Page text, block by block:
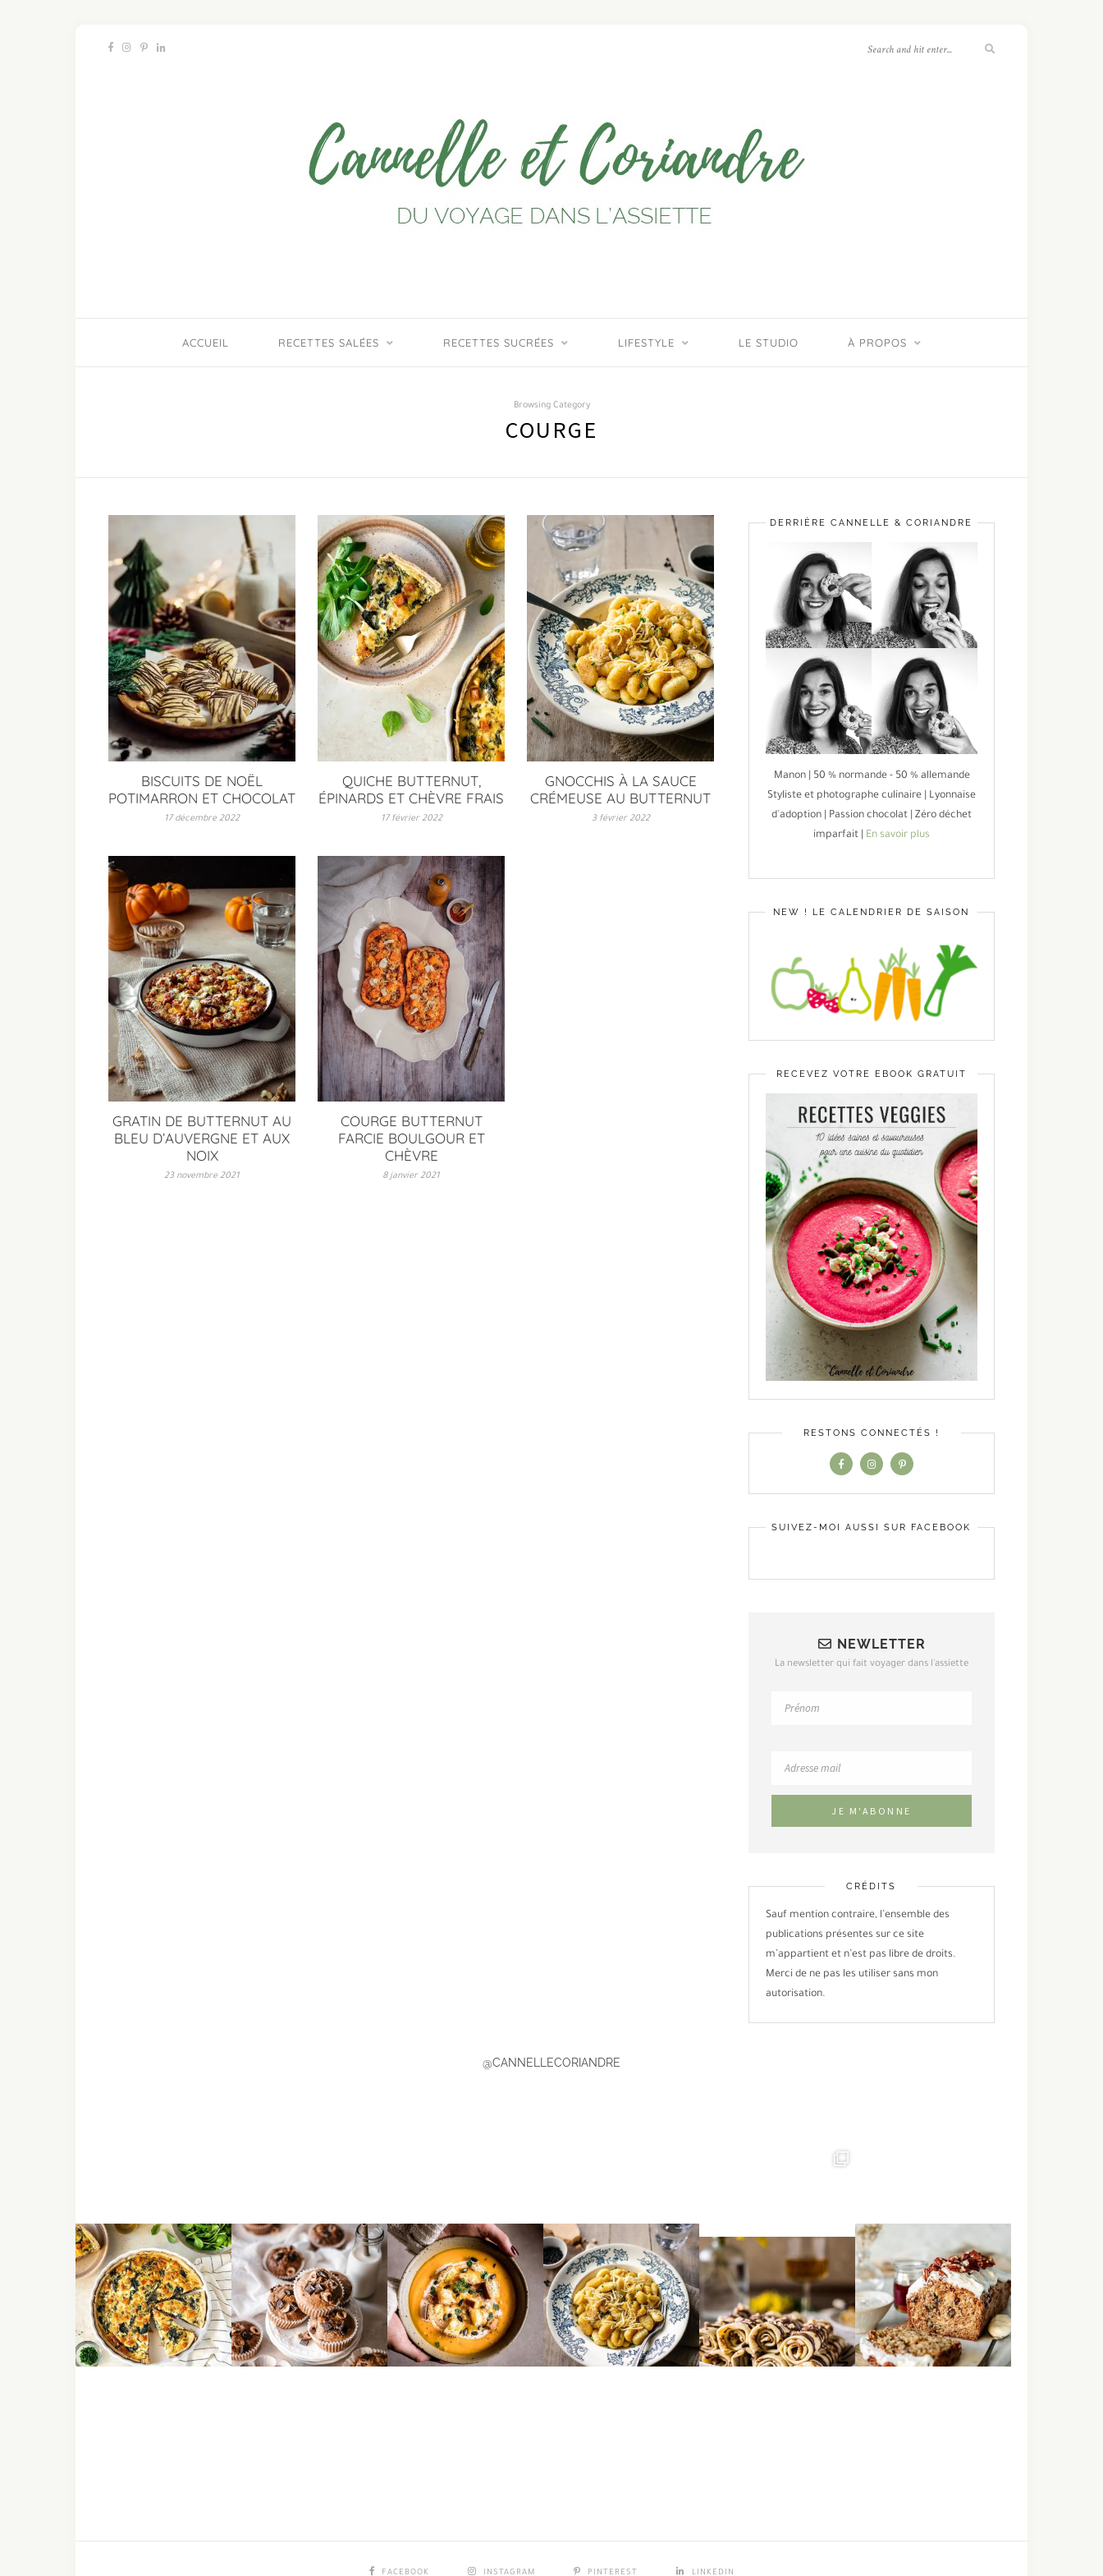
ACCUEIL RECETTES SALÉES RECETTES SUCRÉES LIFESTYLE LE STUDIO À PROPOS
Browsing Category
COURGE
BISCUITS DE NOËL
POTIMARRON ET CHOCOLAT
17 décembre 2022
QUICHE BUTTERNUT,
ÉPINARDS ET CHÈVRE FRAIS
17 février 2022
GNOCCHIS À LA SAUCE
CRÉMEUSE AU BUTTERNUT
3 février 2022
GRATIN DE BUTTERNUT AU
BLEU D’AUVERGNE ET AUX
NOIX
23 novembre 2021
COURGE BUTTERNUT
FARCIE BOULGOUR ET
CHÈVRE
8 janvier 2021
DERRIÈRE CANNELLE & CORIANDRE
Manon | 50 % normande - 50 % allemande
Styliste et photographe culinaire | Lyonnaise
d'adoption | Passion chocolat | Zéro déchet
imparfait | En savoir plus
NEW ! LE CALENDRIER DE SAISON
RECEVEZ VOTRE EBOOK GRATUIT
RESTONS CONNECTÉS !
SUIVEZ-MOI AUSSI SUR FACEBOOK
NEWLETTER
La newsletter qui fait voyager dans l'assiette
CRÉDITS
Sauf mention contraire, l’ensemble des
publications présentes sur ce site
m’appartient et n’est pas libre de droits.
Merci de ne pas les utiliser sans mon
autorisation.
@CANNELLECORIANDRE
FACEBOOK INSTAGRAM PINTEREST LINKEDIN